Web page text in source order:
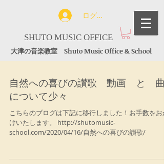
ログイン
SHUTO MUSIC OFFICE
大津の音楽教室 Shuto Music Office & School
自然への喜びの讃歌 動画 と 曲
について少々
こちらのブログは下記に移行しました！お手数をおか
けいたします。 http://shutomusic-
school.com/2020/04/16/自然への喜びの讃歌/